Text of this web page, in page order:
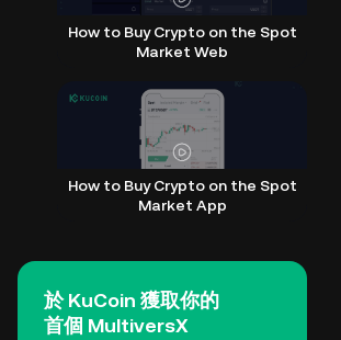
How to Buy Crypto on the Spot
Market Web
How to Buy Crypto on the Spot
Market App
於 KuCoin 獲取你的
首個 MultiversX